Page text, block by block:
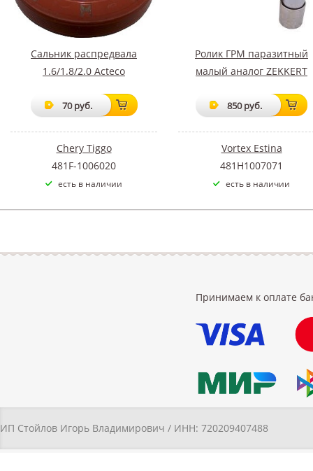
Сальник распредвала
1.6/1.8/2.0 Acteco
70 руб.
Chery Tiggo
481F-1006020
есть в наличии
Ролик ГРМ паразитный
малый аналог ZEKKERT
850 руб.
Vortex Estina
481H1007071
есть в наличии
Принимаем к оплате
ИП Стойлов Игорь Владимирович / ИНН: 720209407488